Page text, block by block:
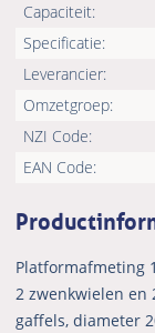
Capaciteit:
Specificatie:
Leverancier:
Omzetgroep:
NZI Code:
EAN Code:
Platformafmeting
2 zwenkwielen en
gaffels, diameter